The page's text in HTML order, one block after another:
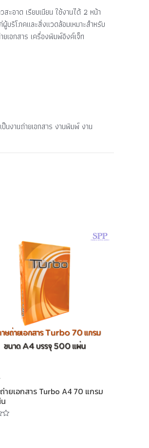
ะอาด เรียบเนียน ใช้งานได้ 2 หน้า
บริโภคและสิ่งแวดล้อมเหมาะสำหรับ
เอกสาร เครื่องพิมพ์อิงค์เจ็ท
นงานถ่ายเอกสาร งานพิมพ์ งาน
ายเอกสาร Turbo A4 70 แกรม